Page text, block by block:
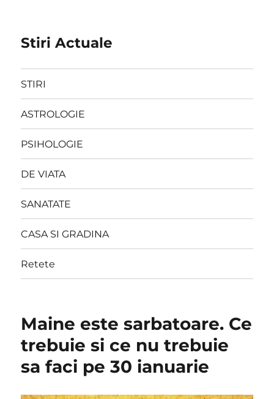
Stiri Actuale
STIRI
ASTROLOGIE
PSIHOLOGIE
DE VIATA
SANATATE
CASA SI GRADINA
Retete
Maine este sarbatoare. Ce
trebuie si ce nu trebuie
sa faci pe 30 ianuarie